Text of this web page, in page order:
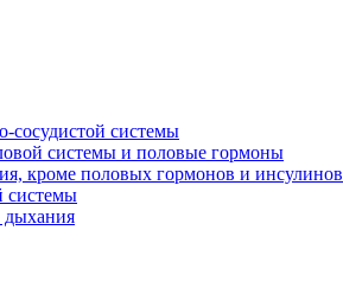
сосудистой системы
системы и половые гормоны
кроме половых гормонов и инсулинов
системы
дыхания